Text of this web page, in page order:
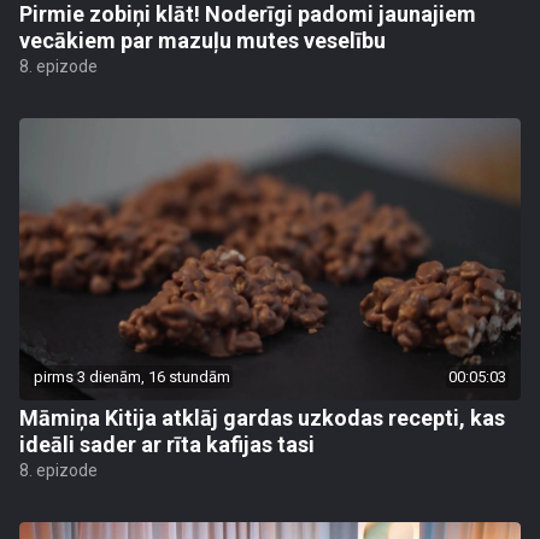
Pirmie zobiņi klāt! Noderīgi padomi jaunajiem
vecākiem par mazuļu mutes veselību
8. epizode
pirms 3 dienām, 16 stundām 00:05:03
Māmiņa Kitija atklāj gardas uzkodas recepti, kas
ideāli sader ar rīta kafijas tasi
8. epizode